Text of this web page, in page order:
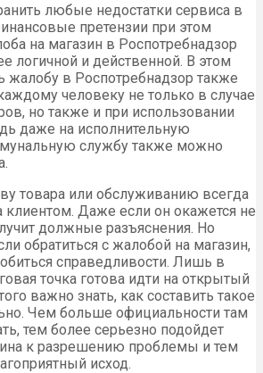
любые недостатки сервиса в
претензии при этом
на магазин в Роспотребнадзор
логичной и действенной. В этом
жалобу в Роспотребнадзор также
человеку не только в случае
но также и при использовании
даже на исполнительную
службу также можно
товара или обслуживанию всегда
Даже если он окажется не
должные разъяснения. Но
обратиться с жалобой на магазин,
справедливости. Лишь в
точка готова идти на открытый
важно знать, как составить такое
Чем больше официальности там
тем более серьезно подойдет
к разрешению проблемы и тем
исход.